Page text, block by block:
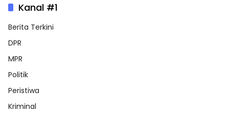
Kanal #1
Berita Terkini
DPR
MPR
Politik
Peristiwa
Kriminal